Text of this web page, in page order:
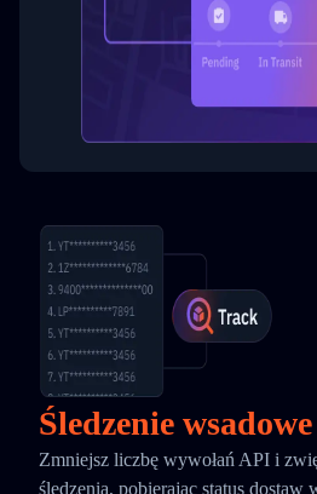
Śledzenie wsadowe
Zmniejsz liczbę wywołań API i
śledzenia, pobierając status dostaw